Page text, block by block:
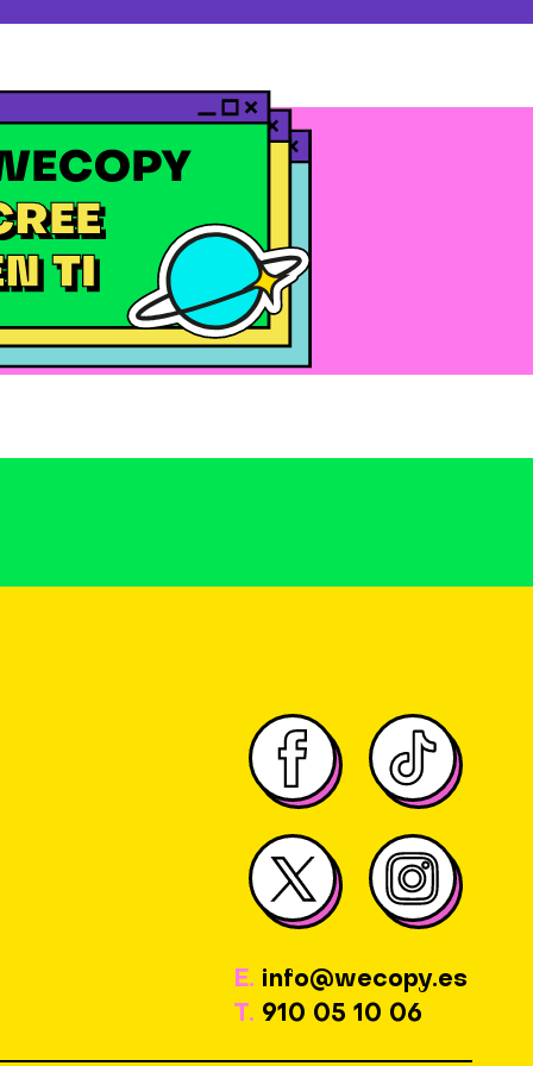
E. info@wecopy.es
T. 910 05 10 06